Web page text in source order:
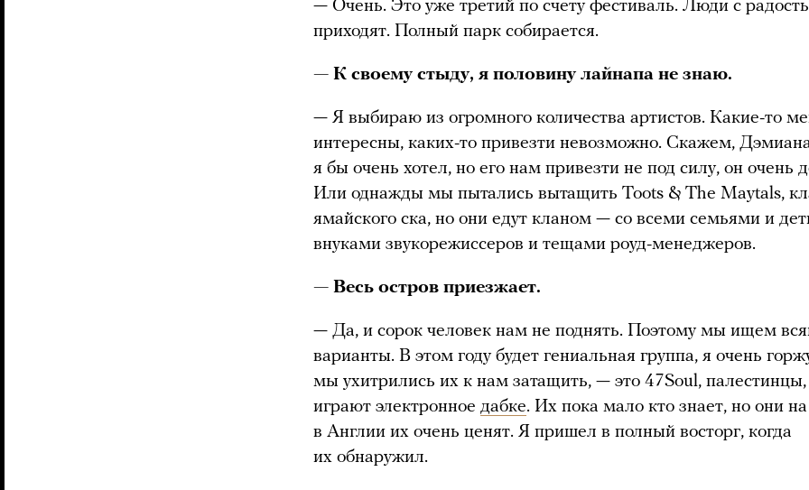
— Очень. Это уже третий по счету фестиваль. Люди с
приходят. Полный парк собирается.
— К своему стыду, я половину лайнапа не знаю.
— Я выбираю из огромного количества артистов. Какие-то
интересны, каких-то привезти невозможно. Скажем,
я бы очень хотел, но его нам привезти не под силу, он очень
Или однажды мы пытались вытащить Toots & The Maytals,
ямайского ска, но они едут кланом — со всеми семьями и
внуками звукорежиссеров и тещами роуд-менеджеров.
— Весь остров приезжает.
— Да, и сорок человек нам не поднять. Поэтому мы ищем
варианты. В этом году будет гениальная группа, я очень
мы ухитрились их к нам затащить, — это 47Soul,
играют электронное дабке. Их пока мало кто знает, но они
в Англии их очень ценят. Я пришел в полный восторг, когда
их обнаружил.